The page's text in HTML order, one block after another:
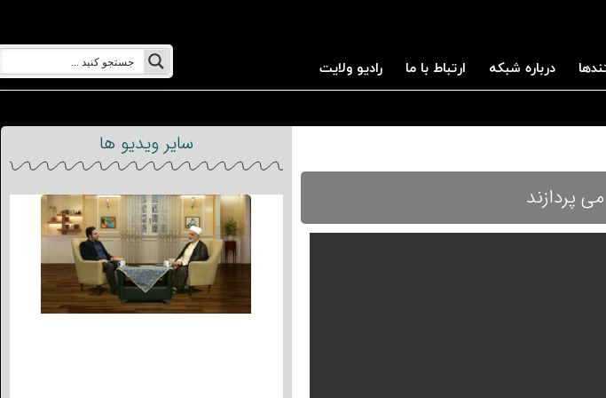
درباره شبکه ارتباط با ما رادیو ولایت
پردازند
سایر ویدیو ها